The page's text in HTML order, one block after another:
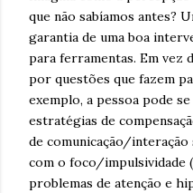
que não sabíamos antes?
garantia de uma boa
para ferramentas. Em vez
por questões que fazem
exemplo, a pessoa pode
estratégias de
de comunicação/interação
com o foco/impulsividade
problemas de atenção e